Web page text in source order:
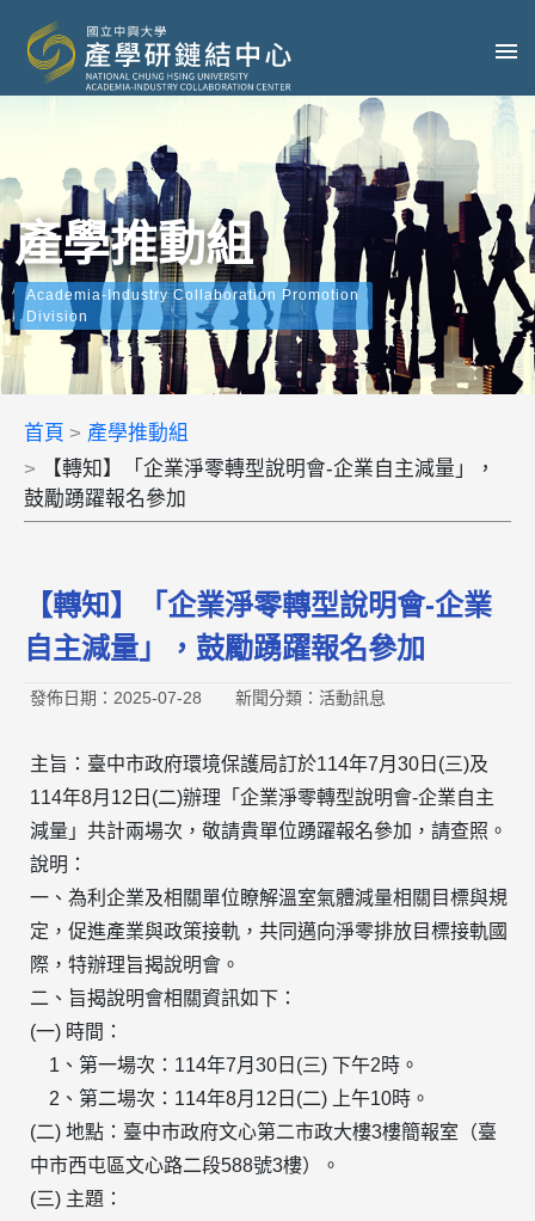
產學推動組
Academia-Industry Collaboration Promotion
Division
首頁
產學推動組
【轉知】「企業淨零轉型說明會-企業自主減量」，
鼓勵踴躍報名參加
【轉知】「企業淨零轉型說明會-企業
自主減量」，鼓勵踴躍報名參加
發佈日期：2025-07-28 新聞分類：活動訊息
主旨：臺中市政府環境保護局訂於114年7月30日(三)及
114年8月12日(二)辦理「企業淨零轉型說明會-企業自主
減量」共計兩場次，敬請貴單位踴躍報名參加，請查照。
說明：
一、為利企業及相關單位瞭解溫室氣體減量相關目標與規
定，促進產業與政策接軌，共同邁向淨零排放目標接軌國
際，特辦理旨揭說明會。
二、旨揭說明會相關資訊如下：
(一) 時間：
1、第一場次：114年7月30日(三) 下午2時。
2、第二場次：114年8月12日(二) 上午10時。
(二) 地點：臺中市政府文心第二市政大樓3樓簡報室（臺
中市西屯區文心路二段588號3樓）。
(三) 主題：